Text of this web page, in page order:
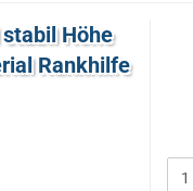
Höhe
Rank­hil­fe